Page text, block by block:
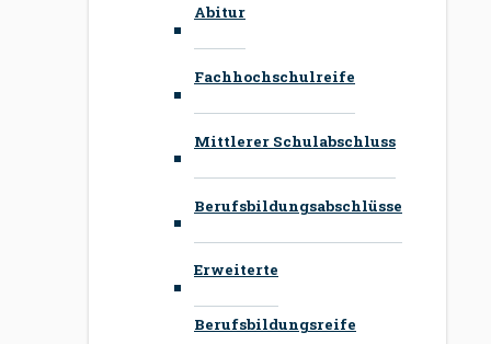
Abitur
Fachhochschulreife
Mittlerer Schulabschluss
Berufsbildungsabschlüsse
Erweiterte
Berufsbildungsreife